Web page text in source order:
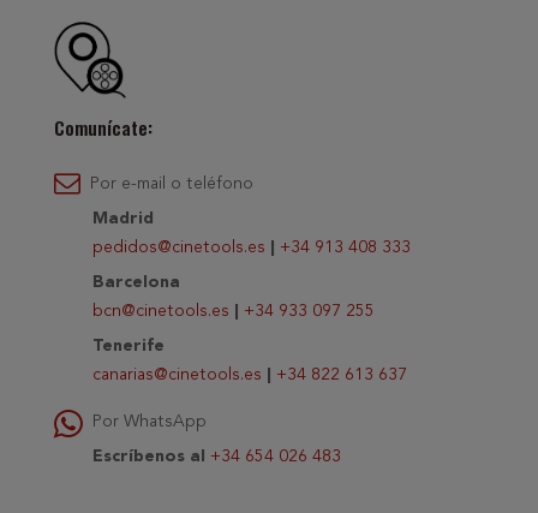
Comunícate:
Por e-mail o teléfono
Madrid
pedidos@cinetools.es
+34 913 408 333
Barcelona
bcn@cinetools.es
+34 933 097 255
Tenerife
canarias@cinetools.es
+34 822 613 637
Por WhatsApp
Escríbenos al +34 654 026 483